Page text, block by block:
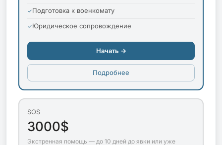
Подготовка к военкомату
Юридическое сопровождение
Начать →
Подробнее
SOS
3000$
Экстренная помощь — до 10 дней до явки или уже